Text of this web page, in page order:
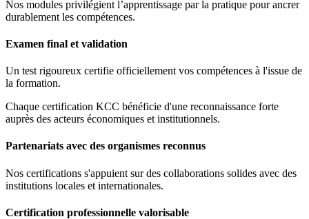
Nos modules privilégient l’apprentissage par la pratique pour ancrer
durablement les compétences.
Examen final et validation
Un test rigoureux certifie officiellement vos compétences à l'issue de
la formation.
Chaque certification KCC bénéficie d'une reconnaissance forte
auprès des acteurs économiques et institutionnels.
Partenariats avec des organismes reconnus
Nos certifications s'appuient sur des collaborations solides avec des
institutions locales et internationales.
Certification professionnelle valorisable